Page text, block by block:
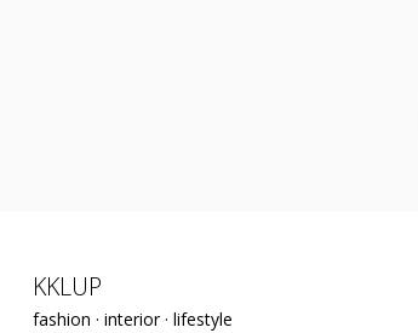
KKLUP
fashion · interior · lifestyle